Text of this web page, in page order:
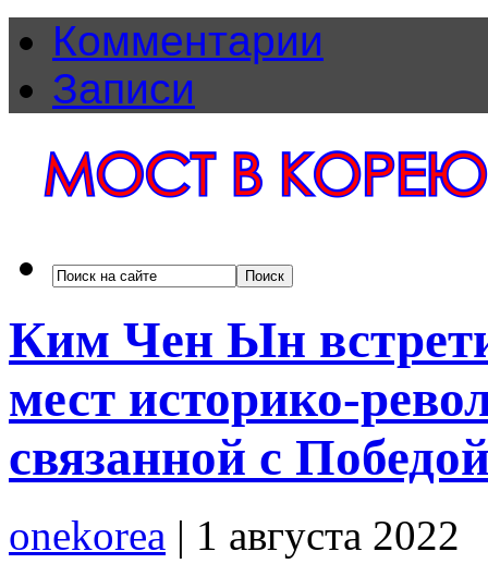
Комментарии
Записи
Ким Чен Ын
мест историко-
связанной с
onekorea | 1 августа 2022